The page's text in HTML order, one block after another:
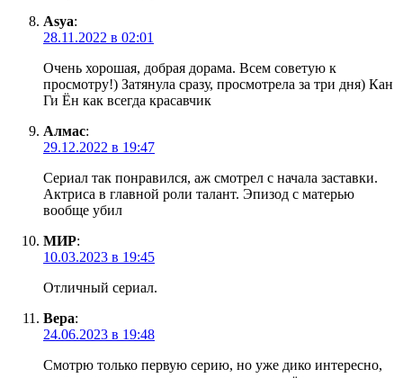
Asya:
28.11.2022 в 02:01
Очень хорошая, добрая дорама. Всем советую к
просмотру!) Затянула сразу, просмотрела за три дня) Кан
Ги Ён как всегда красавчик
Алмас:
29.12.2022 в 19:47
Сериал так понравился, аж смотрел с начала заставки.
Актриса в главной роли талант. Эпизод с матерью
вообще убил
МИР:
10.03.2023 в 19:45
Отличный сериал.
Вера:
24.06.2023 в 19:48
Смотрю только первую серию, но уже дико интересно,